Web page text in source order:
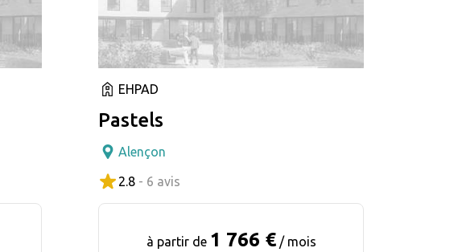
EHPAD
Pastels
Alençon
2.8 - 6 avis
à partir de 1 766 € / mois